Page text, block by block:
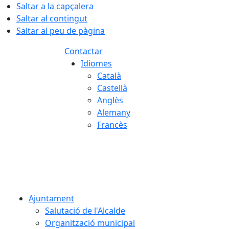
Saltar a la capçalera
Saltar al contingut
Saltar al peu de pàgina
Contactar
Idiomes
Català
Castellà
Anglès
Alemany
Francès
Ajuntament
Salutació de l'Alcalde
Organització municipal